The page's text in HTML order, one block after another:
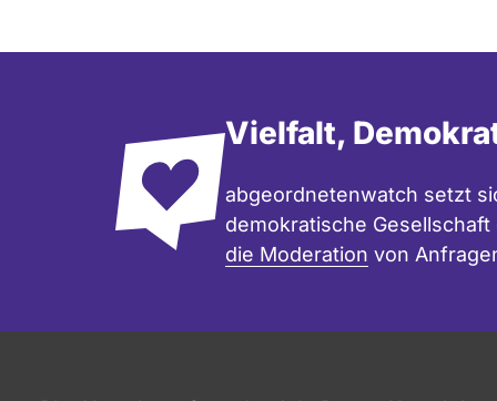
Vielfalt,
abgeordnetenwatch setzt
demokratische
die Moderation von